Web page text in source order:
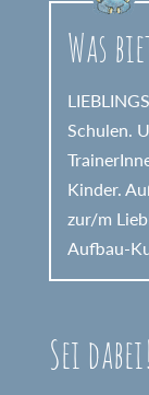
Was
Schulen.
Kinder.
zur/m
Aufbau-
Sei dabei!